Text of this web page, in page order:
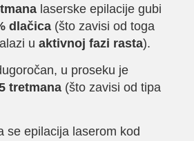
laserske epilacije gubi
dlačica (što zavisi od toga
u aktivnoj fazi rasta).
u proseku je
tretmana (što zavisi od tipa
se epilacija laserom kod